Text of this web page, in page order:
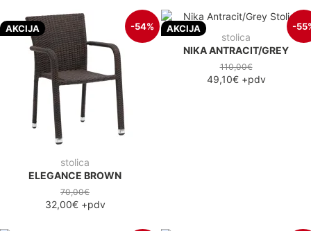
AKCIJA -54%
stolica
ELEGANCE BROWN
70,00€
32,00€+pdv
AKCIJA -
stolica
NIKA ANTRACIT/GREY
110,00€
49,10€+pdv